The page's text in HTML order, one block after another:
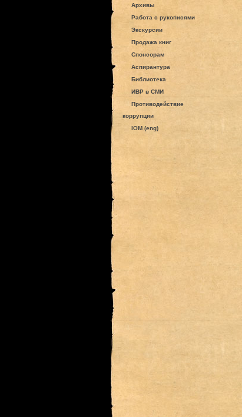
Архивы
Работа с рукописями
Экскурсии
Продажа книг
Спонсорам
Аспирантура
Библиотека
ИВР в СМИ
Противодействие
коррупции
IOM (eng)